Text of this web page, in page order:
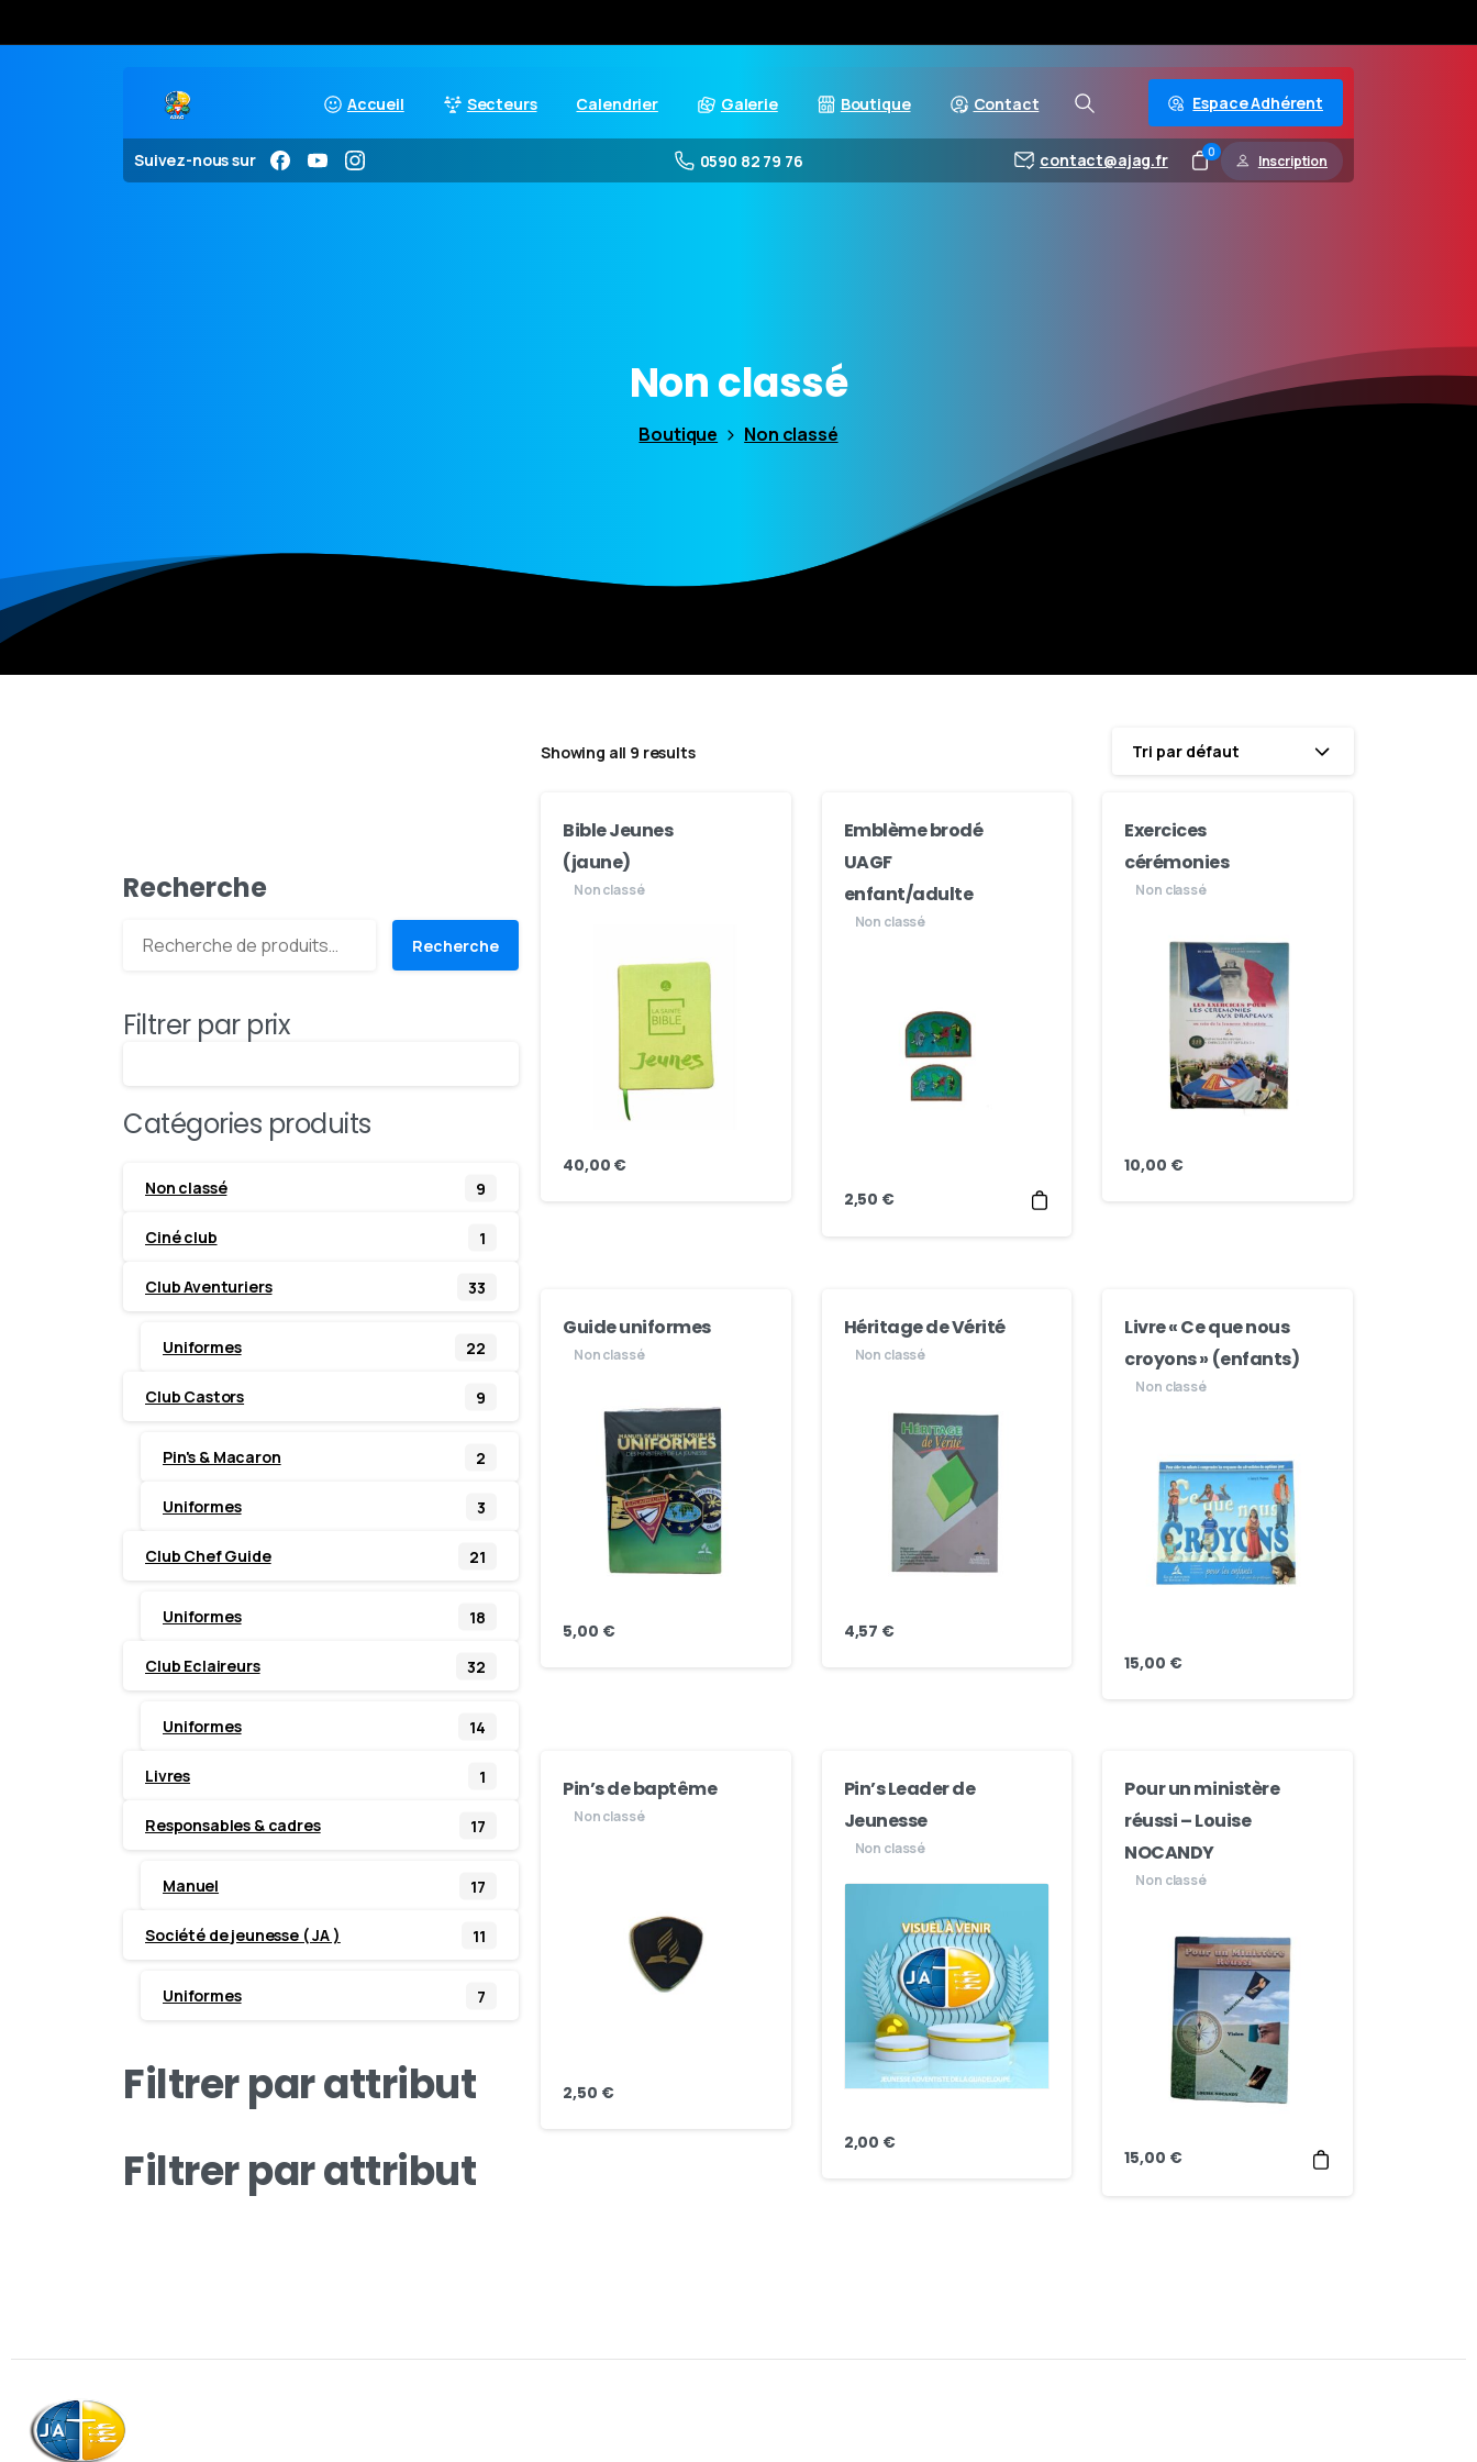
Accueil Secteurs Calendrier Galerie Boutique Contact Espace Adhérent
Suivez-nous sur 0590 82 79 76 contact@ajag.fr 0 Inscription
Nonclassé
Boutique Non classé
Showing all 9 results Tri par défaut
Bible Jeunes
(jaune)
Non classé
40,00 €
Emblème brodé
UAGF
enfant/adulte
Non classé
2,50 €
Exercices
cérémonies
Non classé
10,00 €
Guide uniformes
Non classé
5,00 €
Héritage de Vérité
Non classé
4,57 €
Livre « Ce que nous
croyons » (enfants)
Non classé
15,00 €
Pin’s de baptême
Non classé
2,50 €
Pin’s Leader de
Jeunesse
Non classé
2,00 €
Pour un ministère
réussi – Louise
NOCANDY
Non classé
15,00 €
Recherche
Recherche
Filtrer par prix
Catégories produits
Non classé 9
Ciné club 1
Club Aventuriers 33
Uniformes 22
Club Castors 9
Pin's & Macaron 2
Uniformes 3
Club Chef Guide 21
Uniformes 18
Club Eclaireurs 32
Uniformes 14
Livres 1
Responsables & cadres 17
Manuel 17
Société de jeunesse ( JA ) 11
Uniformes 7
Filtrer par attribut
Filtrer par attribut